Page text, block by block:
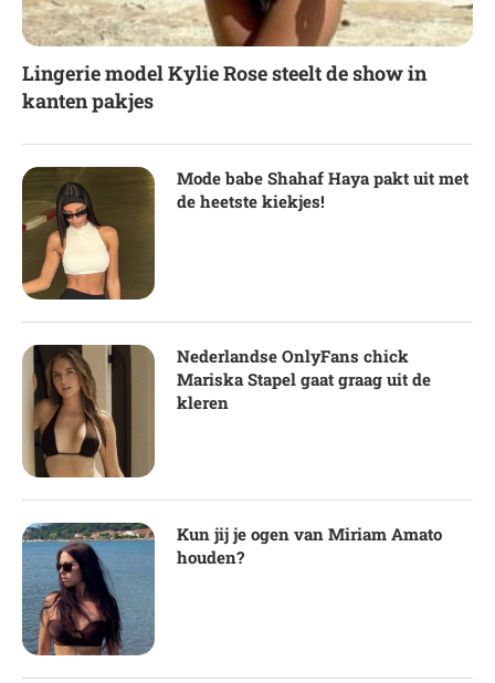
Lingerie model Kylie Rose steelt de show in
kanten pakjes
Mode babe Shahaf Haya pakt uit met
de heetste kiekjes!
Nederlandse OnlyFans chick
Mariska Stapel gaat graag uit de
kleren
Kun jij je ogen van Miriam Amato
houden?